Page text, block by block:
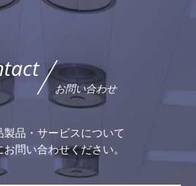
お問い合わせ
製品・サービスについて
問い合わせください。